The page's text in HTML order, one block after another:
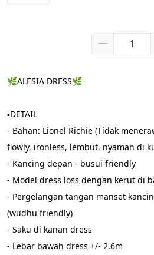
🌿ALESIA DRESS🌿
▪️DETAIL
- Bahan: Lionel Richie (Tidak
flowly, ironless, lembut, nyaman di
- Kancing depan - busui friendly
- Model dress loss dengan kerut di
- Pergelangan tangan manset
(wudhu friendly)
- Saku di kanan dress
- Lebar bawah dress +/- 2.6m